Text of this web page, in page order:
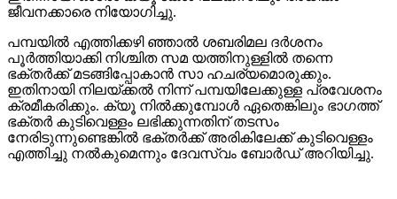
ജീവനക്കാരെ നിയോഗിച്ചു.
പമ്പയില്‍ എത്തിക്കഴി ഞ്ഞാല്‍ ശബരിമല ദര്‍ശനം
പൂര്‍ത്തിയാക്കി നിശ്ചിത സമ യത്തിനുള്ളില്‍ തന്നെ
ഭക്തര്‍ക്ക് മടങ്ങിപ്പോകാന്‍ സാ ഹചര്യമൊരുക്കും.
ഇതിനായി നിലയ്ക്കല്‍ നിന്ന് പമ്പയിലേക്കുള്ള പ്രവേശനം
ക്രമീകരിക്കും. ക്യൂ നില്‍ക്കുമ്പോള്‍ ഏതെങ്കിലും ഭാഗത്ത്
ഭക്തര്‍ കുടിവെള്ളം ലഭിക്കുന്നതിന് തടസം
നേരിടുന്നുണ്ടെങ്കില്‍ ഭക്തര്‍ക്ക് അരികിലേക്ക് കുടിവെള്ളം
എത്തിച്ചു നല്‍കുമെന്നും ദേവസ്വം ബോര്‍ഡ് അറിയിച്ചു.